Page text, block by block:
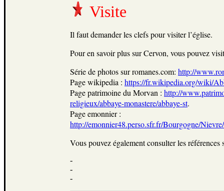
Visite
Il faut demander les clefs pour visiter l’église.
Pour en savoir plus sur Cervon, vous pouvez
Série de photos sur romanes.com: http://
Page wikipedia : https://fr.wikipedia.org/wiki/
Page patrimoine du Morvan : http://
religieux/abbaye-monastere/abbaye-st.
Page emonnier :
http://emonnier48.perso.sfr.fr/Bourgogne/
Vous pouvez également consulter les références
-
-
-